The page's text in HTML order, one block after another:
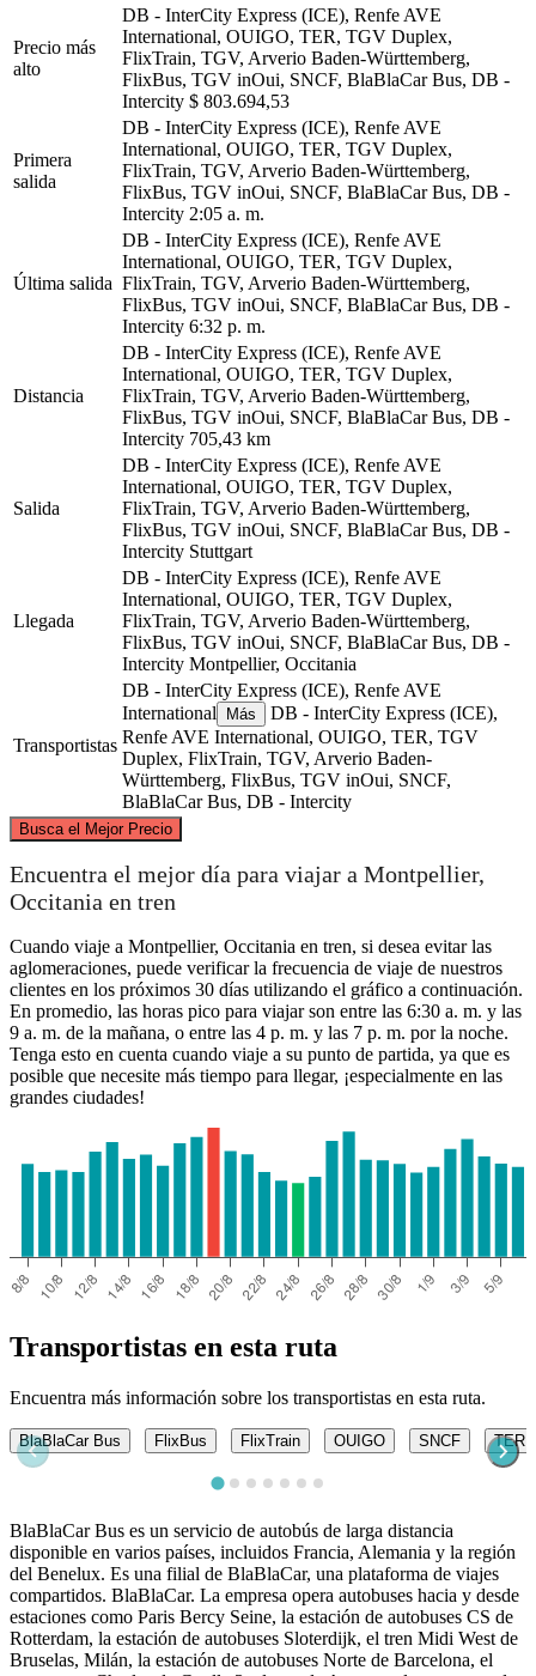
Precio más
alto
DB - InterCity Express (ICE), Renfe AVE
International, OUIGO, TER, TGV Duplex,
FlixTrain, TGV, Arverio Baden-Württemberg,
FlixBus, TGV inOui, SNCF, BlaBlaCar Bus, DB -
Intercity $ 803.694,53
Primera
salida
DB - InterCity Express (ICE), Renfe AVE
International, OUIGO, TER, TGV Duplex,
FlixTrain, TGV, Arverio Baden-Württemberg,
FlixBus, TGV inOui, SNCF, BlaBlaCar Bus, DB -
Intercity 2:05 a. m.
Última salida
DB - InterCity Express (ICE), Renfe AVE
International, OUIGO, TER, TGV Duplex,
FlixTrain, TGV, Arverio Baden-Württemberg,
FlixBus, TGV inOui, SNCF, BlaBlaCar Bus, DB -
Intercity 6:32 p. m.
Distancia
DB - InterCity Express (ICE), Renfe AVE
International, OUIGO, TER, TGV Duplex,
FlixTrain, TGV, Arverio Baden-Württemberg,
FlixBus, TGV inOui, SNCF, BlaBlaCar Bus, DB -
Intercity 705,43 km
Salida
DB - InterCity Express (ICE), Renfe AVE
International, OUIGO, TER, TGV Duplex,
FlixTrain, TGV, Arverio Baden-Württemberg,
FlixBus, TGV inOui, SNCF, BlaBlaCar Bus, DB -
Intercity Stuttgart
Llegada
DB - InterCity Express (ICE), Renfe AVE
International, OUIGO, TER, TGV Duplex,
FlixTrain, TGV, Arverio Baden-Württemberg,
FlixBus, TGV inOui, SNCF, BlaBlaCar Bus, DB -
Intercity Montpellier, Occitania
Transportistas
DB - InterCity Express (ICE), Renfe AVE
International
Más
DB - InterCity Express (ICE),
Renfe AVE International, OUIGO, TER, TGV
Duplex, FlixTrain, TGV, Arverio Baden-
Württemberg, FlixBus, TGV inOui, SNCF,
BlaBlaCar Bus, DB - Intercity
Busca el Mejor Precio
© CARTO, ©OpenStreetMap
Encuentra el mejor día para viajar a Montpellier,
Occitania en tren
Cuando viaje a Montpellier, Occitania en tren, si desea evitar las
aglomeraciones, puede verificar la frecuencia de viaje de nuestros
clientes en los próximos 30 días utilizando el gráfico a continuación.
En promedio, las horas pico para viajar son entre las 6:30 a. m. y las
9 a. m. de la mañana, o entre las 4 p. m. y las 7 p. m. por la noche.
Tenga esto en cuenta cuando viaje a su punto de partida, ya que es
posible que necesite más tiempo para llegar, ¡especialmente en las
grandes ciudades!
Transportistas en esta ruta
Encuentra más información sobre los transportistas en esta ruta.
BlaBlaCar Bus FlixBus FlixTrain OUIGO SNCF TER
BlaBlaCar Bus es un servicio de autobús de larga distancia
disponible en varios países, incluidos Francia, Alemania y la región
del Benelux. Es una filial de BlaBlaCar, una plataforma de viajes
compartidos. BlaBlaCar. La empresa opera autobuses hacia y desde
estaciones como Paris Bercy Seine, la estación de autobuses CS de
Rotterdam, la estación de autobuses Sloterdijk, el tren Midi West de
Bruselas, Milán, la estación de autobuses Norte de Barcelona, ​​el